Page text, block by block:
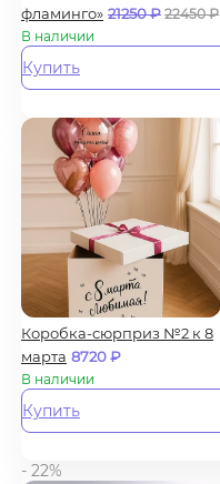
фламинго» 21250₽ 22450₽
В наличии
Купить
Коробка-сюрприз №2 к 8
марта 8720₽
В наличии
Купить
- 22%